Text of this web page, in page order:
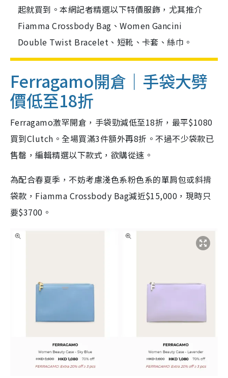
起就買到。本網記者精選以下特價服飾，尤其推介
Fiamma Crossbody Bag、Women Gancini
Double Twist Bracelet、短靴、卡套、絲巾。
Ferragamo開倉｜手袋大劈
價低至18折
Ferragamo激罕開倉，手袋勁減低至18折，最平$1080
買到Clutch。全場買滿3件額外再8折。不過不少袋款已
售罄，編輯精選以下款式，欲購從速。
為配合春夏季，不妨考慮淺色系粉色系的單肩包或斜揹
袋款，Fiamma Crossbody Bag減近$15,000，現時只
要$3700。